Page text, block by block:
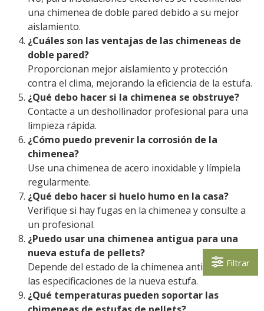
Filtrar
una chimenea de doble pared debido a su mejor
aislamiento.
¿Cuáles son las ventajas de las chimeneas de
doble pared?
Proporcionan mejor aislamiento y protección
contra el clima, mejorando la eficiencia de la estufa.
¿Qué debo hacer si la chimenea se obstruye?
Contacte a un deshollinador profesional para una
limpieza rápida.
¿Cómo puedo prevenir la corrosión de la
chimenea?
Use una chimenea de acero inoxidable y límpiela
regularmente.
¿Qué debo hacer si huelo humo en la casa?
Verifique si hay fugas en la chimenea y consulte a
un profesional.
¿Puedo usar una chimenea antigua para una
nueva estufa de pellets?
Depende del estado de la chimenea antigua y de
las especificaciones de la nueva estufa.
¿Qué temperaturas pueden soportar las